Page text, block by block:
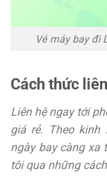
Vé máy bay đi
Cách thức
Liên hệ ngay tới
giá rẻ. Theo
ngày bay càng xa
tôi qua những